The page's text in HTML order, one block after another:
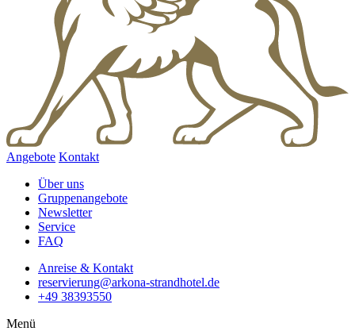
Angebote Kontakt
Über uns
Gruppenangebote
Newsletter
Service
FAQ
Anreise & Kontakt
reservierung@arkona-strandhotel.de
+49 38393550
Menü